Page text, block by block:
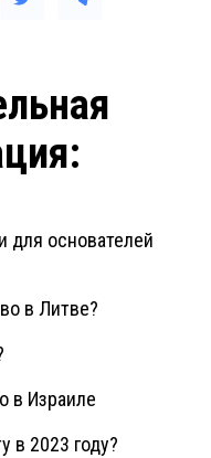
для основателей
в Литве?
в Израиле
в 2023 году?